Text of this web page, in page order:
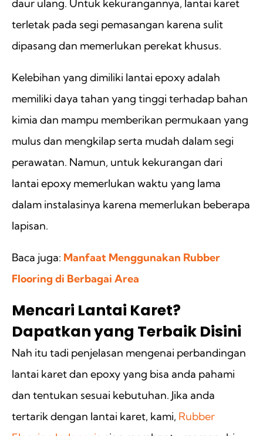
daur ulang. Untuk kekurangannya, lantai karet
terletak pada segi pemasangan karena sulit
dipasang dan memerlukan perekat khusus.
Kelebihan yang dimiliki lantai epoxy adalah
memiliki daya tahan yang tinggi terhadap bahan
kimia dan mampu memberikan permukaan yang
mulus dan mengkilap serta mudah dalam segi
perawatan. Namun, untuk kekurangan dari
lantai epoxy memerlukan waktu yang lama
dalam instalasinya karena memerlukan beberapa
lapisan.
Baca juga: Manfaat Menggunakan Rubber
Flooring di Berbagai Area
Mencari Lantai Karet?
Dapatkan yang Terbaik Disini
Nah itu tadi penjelasan mengenai perbandingan
lantai karet dan epoxy yang bisa anda pahami
dan tentukan sesuai kebutuhan. Jika anda
tertarik dengan lantai karet, kami, Rubber